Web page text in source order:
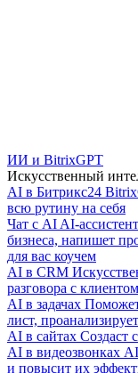
ИИ и BitrixGPT
Искусственный
AI в Битрикс24
всю рутину на себя
Чат с AI AI-
бизнеса, напишет
для вас коучем
AI в CRM
разговора с
AI в задачах
лист,
AI в сайтах Создаст
AI в видеозвонках
и повысит их